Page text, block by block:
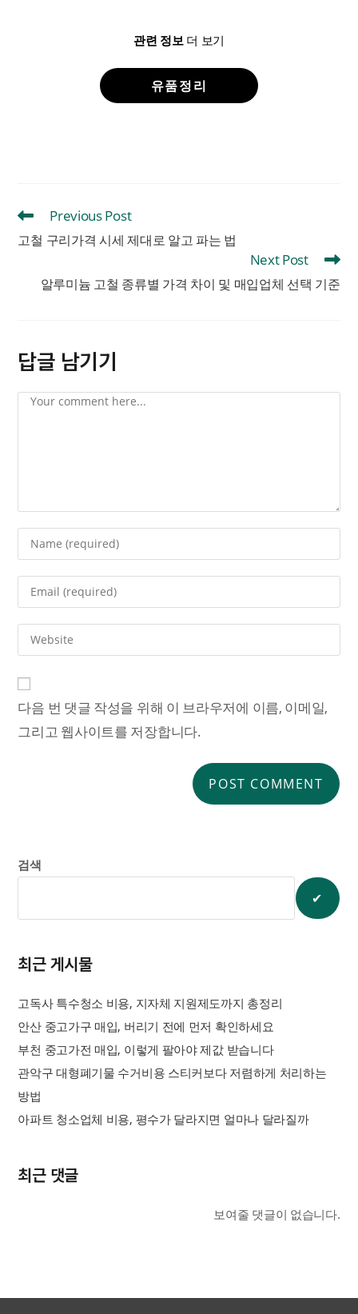
관련 정보 더 보기
유품정리
Previous Post
고철 구리가격 시세 제대로 알고 파는 법
Next Post
알루미늄 고철 종류별 가격 차이 및 매입업체 선택 기준
답글 남기기
다음 번 댓글 작성을 위해 이 브라우저에 이름, 이메일,
그리고 웹사이트를 저장합니다.
검색
✔︎
최근 게시물
고독사 특수청소 비용, 지자체 지원제도까지 총정리
안산 중고가구 매입, 버리기 전에 먼저 확인하세요
부천 중고가전 매입, 이렇게 팔아야 제값 받습니다
관악구 대형폐기물 수거비용 스티커보다 저렴하게 처리하는
방법
아파트 청소업체 비용, 평수가 달라지면 얼마나 달라질까
최근 댓글
보여줄 댓글이 없습니다.